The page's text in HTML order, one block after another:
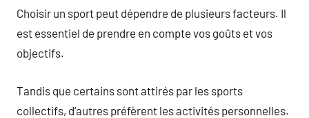
Choisir un sport peut dépendre de plusieurs facteurs. Il
est essentiel de prendre en compte vos goûts et vos
objectifs.
Tandis que certains sont attirés par les sports
collectifs, d’autres préfèrent les activités personnelles.